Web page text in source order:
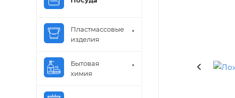
Пластмассовые
изделия
Бытовая
химия